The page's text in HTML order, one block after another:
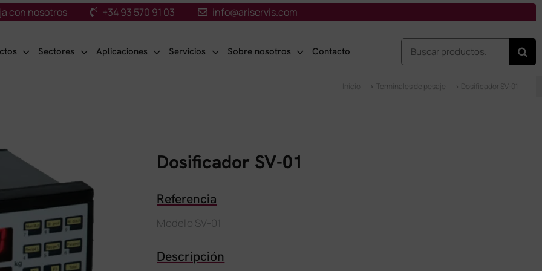
con nosotros +34 93 570 91 03 info@ariservis.com
Sectores Aplicaciones Servicios Sobre nosotros Contacto Buscar:
Inicio Terminales de pesaje Dosificador SV-01
Dosificador SV-01
Referencia
Modelo SV-01
Descripción